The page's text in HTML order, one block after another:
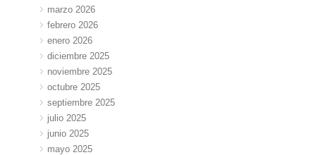
marzo 2026
febrero 2026
enero 2026
diciembre 2025
noviembre 2025
octubre 2025
septiembre 2025
julio 2025
junio 2025
mayo 2025